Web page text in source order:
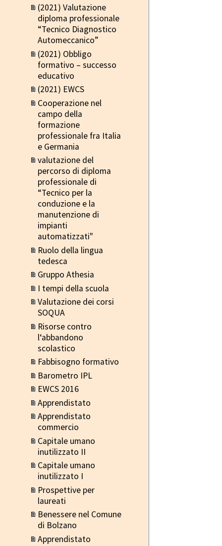
(2021) Valutazione
diploma professionale
“Tecnico Diagnostico
Automeccanico”
(2021) Obbligo
formativo – successo
educativo
(2021) EWCS
Cooperazione nel
campo della
formazione
professionale fra Italia
e Germania
valutazione del
percorso di diploma
professionale di
“Tecnico per la
conduzione e la
manutenzione di
impianti
automatizzati"
Ruolo della lingua
tedesca
Gruppo Athesia
I tempi della scuola
Valutazione dei corsi
SOQUA
Risorse contro
l‘abbandono
scolastico
Fabbisogno formativo
Barometro IPL
EWCS 2016
Apprendistato
Apprendistato
commercio
Capitale umano
inutilizzato II
Capitale umano
inutilizzato I
Prospettive per
laureati
Benessere nel Comune
di Bolzano
Apprendistato